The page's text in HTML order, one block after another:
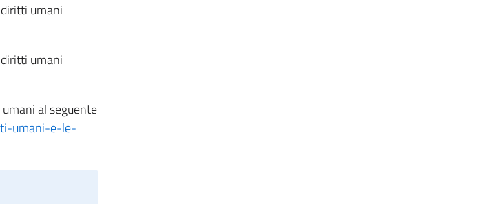
umani
umani
al seguente
umani-e-le-